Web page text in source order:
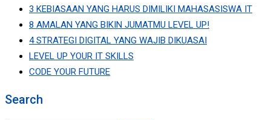
3 KEBIASAAN YANG HARUS DIMILIKI MAHASASISWA IT
8 AMALAN YANG BIKIN JUMATMU LEVEL UP!
4 STRATEGI DIGITAL YANG WAJIB DIKUASAI
LEVEL UP YOUR IT SKILLS
CODE YOUR FUTURE
Search